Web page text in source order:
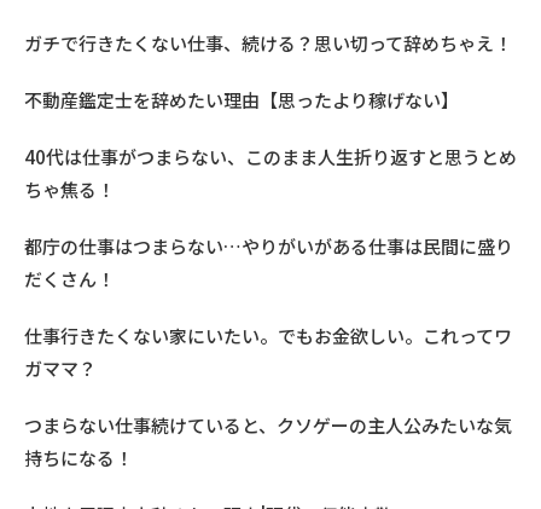
ガチで行きたくない仕事、続ける？思い切って辞めちゃえ！
不動産鑑定士を辞めたい理由【思ったより稼げない】
40代は仕事がつまらない、このまま人生折り返すと思うとめ
ちゃ焦る！
都庁の仕事はつまらない…やりがいがある仕事は民間に盛り
だくさん！
仕事行きたくない家にいたい。でもお金欲しい。これってワ
ガママ？
つまらない仕事続けていると、クソゲーの主人公みたいな気
持ちになる！